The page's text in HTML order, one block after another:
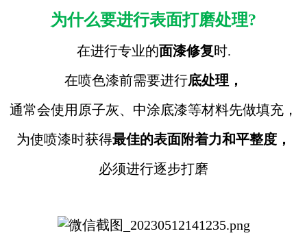
为什么要进行表面打磨处理?
在进行专业的面漆修复时.
在喷色漆前需要进行底处理，
通常会使用原子灰、中涂底漆等材料先做填充，
为使喷漆时获得最佳的表面附着力和平整度，
必须进行逐步打磨